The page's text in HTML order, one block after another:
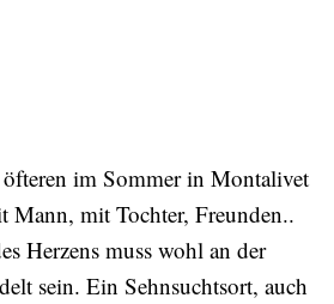
im Sommer in Montalivet
Mann, mit Tochter, Freunden..
Herzens muss wohl an der
sein. Ein Sehnsuchtsort, auch